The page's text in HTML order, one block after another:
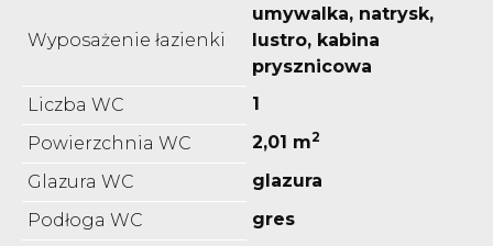
Wyposażenie łazienki
umywalka, natrysk,
lustro, kabina
prysznicowa
Liczba WC
1
Powierzchnia WC
2,01 m2
Glazura WC
glazura
Podłoga WC
gres